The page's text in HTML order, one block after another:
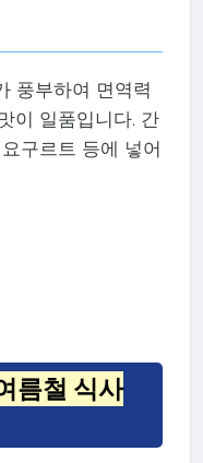
풍부하여 면역력
이 일품입니다. 간
구르트 등에 넣어
름철 식사